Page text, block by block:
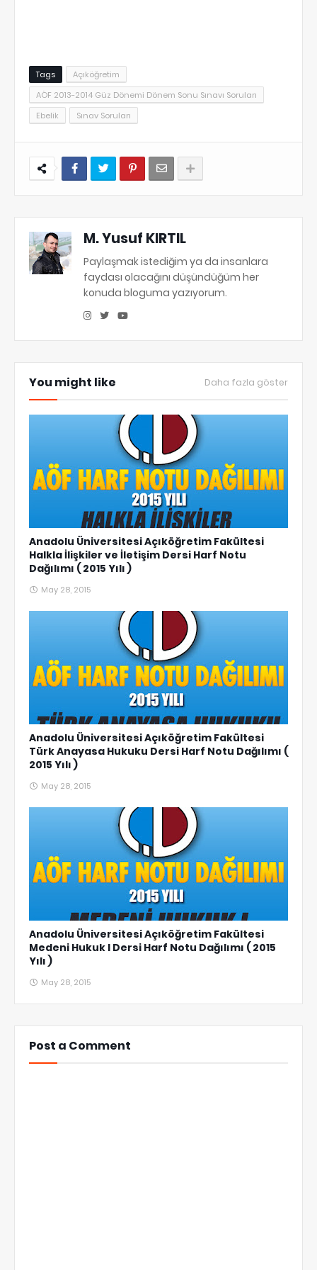
Tags
Açıköğretim
AÖF 2013-2014 Güz Dönemi Dönem Sonu Sınavı Soruları
Ebelik
Sınav Soruları
M. Yusuf KIRTIL
Paylaşmak istediğim ya da insanlara
faydası olacağını düşündüğüm her
konuda bloguma yazıyorum.
You might like Daha fazla göster
Anadolu Üniversitesi Açıköğretim Fakültesi
Halkla İlişkiler ve İletişim Dersi Harf Notu
Dağılımı ( 2015 Yılı )
May 28, 2015
Anadolu Üniversitesi Açıköğretim Fakültesi
Türk Anayasa Hukuku Dersi Harf Notu Dağılımı (
2015 Yılı )
May 28, 2015
Anadolu Üniversitesi Açıköğretim Fakültesi
Medeni Hukuk I Dersi Harf Notu Dağılımı ( 2015
Yılı )
May 28, 2015
Post a Comment